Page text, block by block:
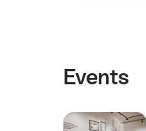
Events